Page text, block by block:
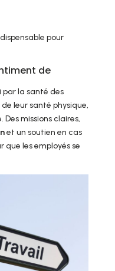
pour
de
par la santé des
leur santé physique,
missions claires,
et un soutien en cas
que les employés se